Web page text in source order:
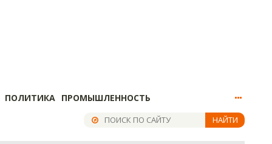
ПОЛИТИКА ПРОМЫШЛЕННОСТЬ
НАЙТИ